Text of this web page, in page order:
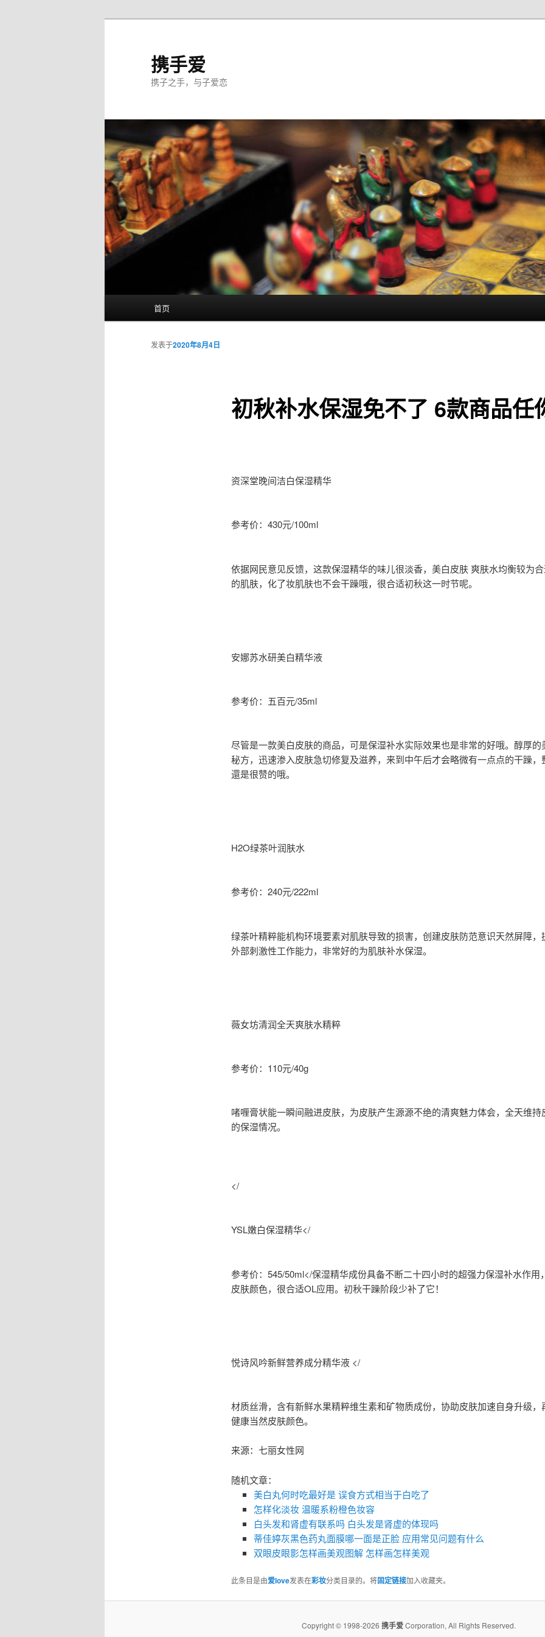
携手爱
携子之手，与子爱恋
首页
初秋补水保湿免不了 6款商品任
发表于2020年8月4日
资深堂晚间洁白保湿精华
参考价：430元/100ml
依据网民意见反馈，这款保湿精华的味儿很淡香，美白皮肤 爽肤水均衡较为
的肌肤，化了妆肌肤也不会干躁哦，很合适初秋这一时节呢。
安娜苏水研美白精华液
参考价：五百元/35ml
尽管是一款美白皮肤的商品，可是保湿补水实际效果也是非常的好哦。醇厚的
秘方，迅速渗入皮肤急切修复及滋养，来到中午后才会略微有一点点的干躁，
還是很赞的哦。
H2O绿茶叶润肤水
参考价：240元/222ml
绿茶叶精粹能机构环境要素对肌肤导致的损害，创建皮肤防范意识天然屏障，
外部刺激性工作能力，非常好的为肌肤补水保湿。
薇女坊清润全天爽肤水精粹
参考价：110元/40g
啫喱膏状能一瞬间融进皮肤，为皮肤产生源源不绝的清爽魅力体会，全天维持
的保湿情况。
</
YSL嫩白保湿精华</
参考价：545/50ml</保湿精华成份具备不断二十四小时的超强力保湿补水作用
皮肤颜色，很合适OL应用。初秋干躁阶段少补了它！
悦诗风吟新鲜营养成分精华液 </
材质丝滑，含有新鲜水果精粹维生素和矿物质成份，协助皮肤加速自身升级，
健康当然皮肤颜色。
来源：七丽女性网
随机文章：
美白丸何时吃最好是 误食方式相当于白吃了
怎样化淡妆 温暖系粉橙色妆容
白头发和肾虚有联系吗 白头发是肾虚的体现吗
蒂佳婷灰黑色药丸面膜哪一面是正脸 应用常见问题有什么
双眼皮眼影怎样画美观图解 怎样画怎样美观
此条目是由爱love发表在彩妆分类目录的。将固定链接加入收藏夹。
Copyright © 1998-2026 携手爱Corporation, All Rights Reserved.